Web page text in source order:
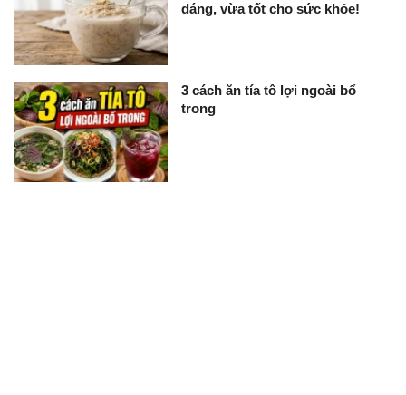
dáng, vừa tốt cho sức khỏe!
3 cách ăn tía tô lợi ngoài bổ
trong